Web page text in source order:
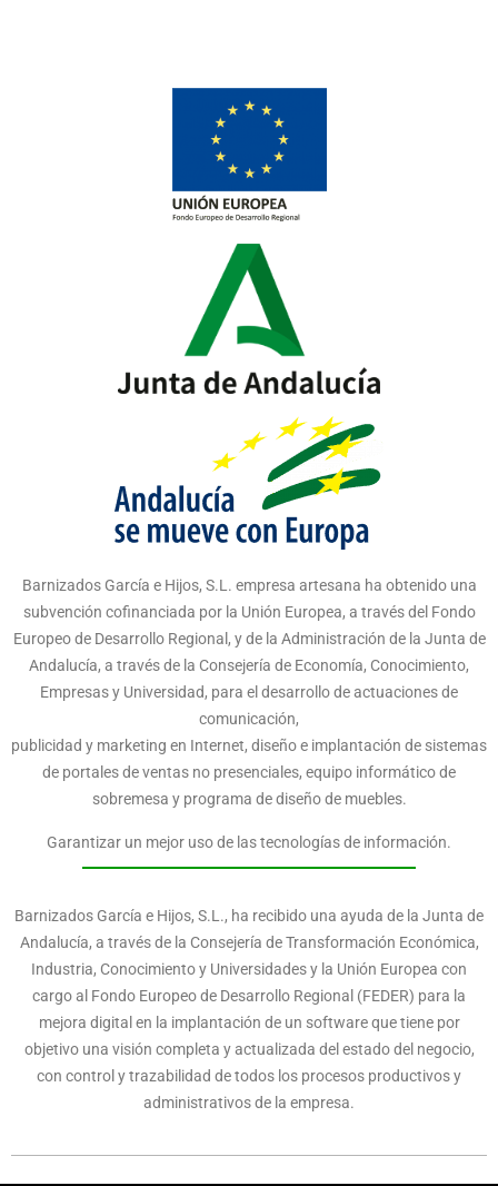
Barnizados García e Hijos, S.L. empresa artesana ha obtenido una
subvención cofinanciada por la Unión Europea, a través del Fondo
Europeo de Desarrollo Regional, y de la Administración de la Junta de
Andalucía, a través de la Consejería de Economía, Conocimiento,
Empresas y Universidad, para el desarrollo de actuaciones de
comunicación,
publicidad y marketing en Internet, diseño e implantación de sistemas
de portales de ventas no presenciales, equipo informático de
sobremesa y programa de diseño de muebles.
Garantizar un mejor uso de las tecnologías de información.
Barnizados García e Hijos, S.L., ha recibido una ayuda de la Junta de
Andalucía, a través de la Consejería de Transformación Económica,
Industria, Conocimiento y Universidades y la Unión Europea con
cargo al Fondo Europeo de Desarrollo Regional (FEDER) para la
mejora digital en la implantación de un software que tiene por
objetivo una visión completa y actualizada del estado del negocio,
con control y trazabilidad de todos los procesos productivos y
administrativos de la empresa.